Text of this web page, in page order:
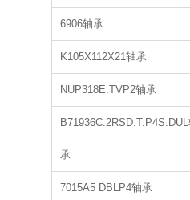
6906轴承
K105X112X21轴承
NUP318E.TVP2轴承
承
7015A5 DBLP4轴承